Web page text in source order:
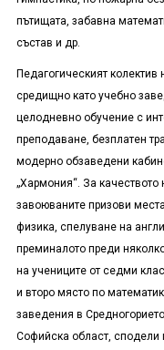
пътищата, забавна
състав и др.
Педагогическият
средищно като учебно
целодневно обучение с
преподаване, безплатен
модерно обзаведени
„Хармония“. За
завоюваните призови
физика, спелуване на
преминалото преди
на учениците от седми
и второ място по
заведения в
Софийска област, сподели